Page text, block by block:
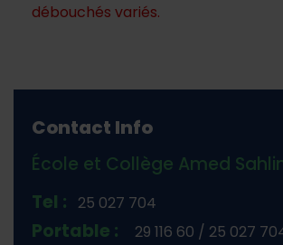
débouchés variés.
Contact Info
École et Collège Amed
Tel :
25 027 704
Portable : 29 116 60 / 25 027